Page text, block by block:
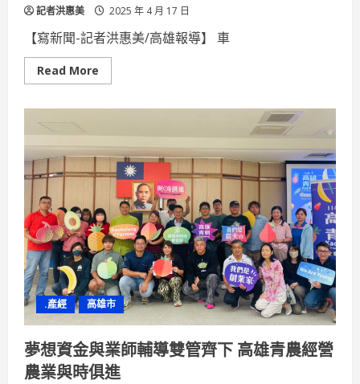
過
症
記者洪惠美 2025 年 4 月 17 日
【寫新聞-記者洪惠美/高雄報導】 車
Read More
more
照
註
銷
仍
繼
使
用
道
路
應
補
繳
汽
車
燃
料
使
用
費
.產經 高雄市
夢想資金與業師輔導雙管齊下 高雄青農經營
農業與時俱進